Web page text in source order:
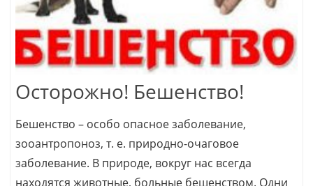
Осторожно! Бешенство!
Бешенство – особо опасное заболевание,
зооантропоноз, т. е. природно-очаговое
заболевание. В природе, вокруг нас всегда
находятся животные, больные бешенством. Одни